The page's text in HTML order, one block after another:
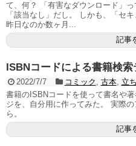
て、何？ 「有害なダウンロード」
「該当なし」だし。 しかも、「セ
昨日なのか数ヶ月...
記事
ISBNコードによる書籍検索
2022/7/7 コミック , 古本, 立
書籍のISBNコードを使って書名や
ジを、自分用に作ってみた。 実際
ら。
記事